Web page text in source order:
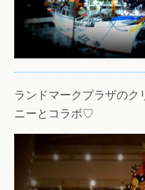
ランドマークプラザのク
ニーとコラボ♡